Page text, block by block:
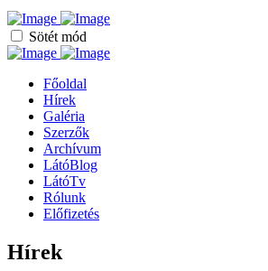
Sötét mód
Főoldal
Hírek
Galéria
Szerzők
Archívum
LátóBlog
LátóTv
Rólunk
Előfizetés
Hírek